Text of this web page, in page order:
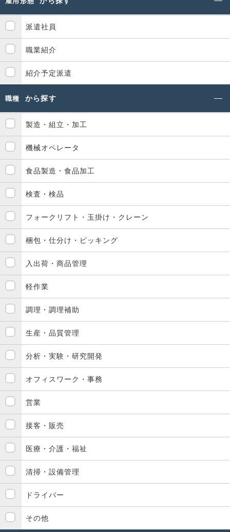
派遣社員
職業紹介
紹介予定派遣
職種 から探す
製造・組立・加工
機械オペレータ
食品製造・食品加工
検査・検品
フォークリフト・玉掛け・クレーン
梱包・仕分け・ピッキング
入出荷・商品管理
軽作業
調理・調理補助
生産・品質管理
分析・実験・研究開発
オフィスワーク・事務
営業
接客・販売
医療・介護・福祉
清掃・設備管理
ドライバー
その他